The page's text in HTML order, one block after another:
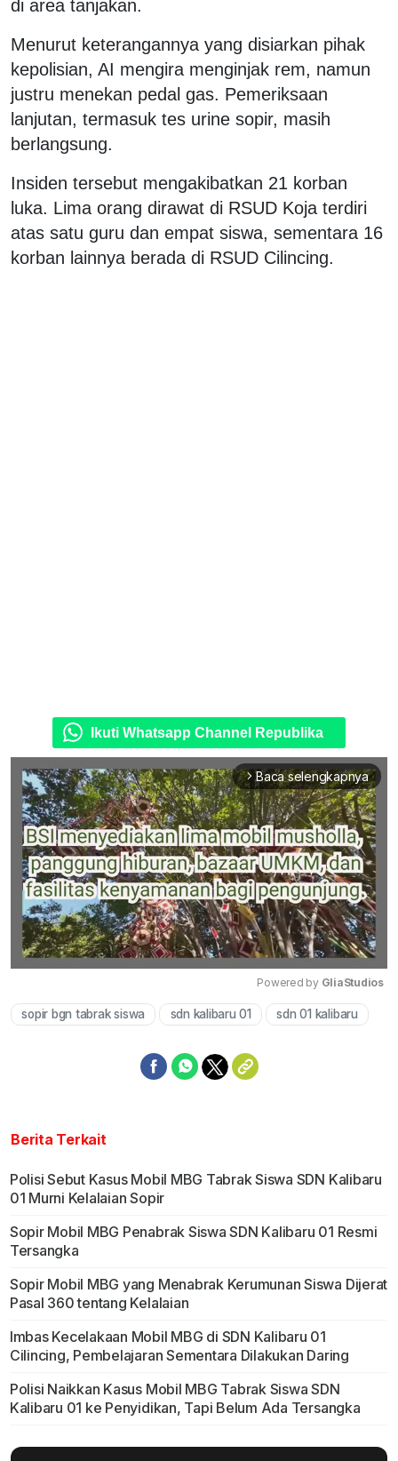
di area tanjakan.
Menurut keterangannya yang disiarkan pihak
kepolisian, AI mengira menginjak rem, namun
justru menekan pedal gas. Pemeriksaan
lanjutan, termasuk tes urine sopir, masih
berlangsung.
Insiden tersebut mengakibatkan 21 korban
luka. Lima orang dirawat di RSUD Koja terdiri
atas satu guru dan empat siswa, sementara 16
korban lainnya berada di RSUD Cilincing.
Ikuti Whatsapp Channel Republika
arrow_forward_ios Baca selengkapnya
Mute
Powered by GliaStudios
sopir bgn tabrak siswa sdn kalibaru 01 sdn 01 kalibaru
Berita Terkait
Polisi Sebut Kasus Mobil MBG Tabrak Siswa SDN Kalibaru
01 Murni Kelalaian Sopir
Sopir Mobil MBG Penabrak Siswa SDN Kalibaru 01 Resmi
Tersangka
Sopir Mobil MBG yang Menabrak Kerumunan Siswa Dijerat
Pasal 360 tentang Kelalaian
Imbas Kecelakaan Mobil MBG di SDN Kalibaru 01
Cilincing, Pembelajaran Sementara Dilakukan Daring
Polisi Naikkan Kasus Mobil MBG Tabrak Siswa SDN
Kalibaru 01 ke Penyidikan, Tapi Belum Ada Tersangka